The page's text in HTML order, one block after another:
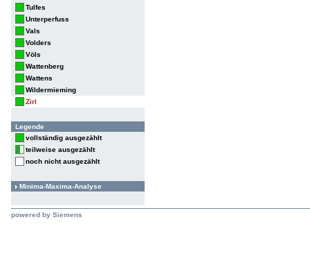
Tulfes
Unterperfuss
Vals
Volders
Völs
Wattenberg
Wattens
Wildermieming
Zirl
Legende
vollständig ausgezählt
teilweise ausgezählt
noch nicht ausgezählt
Minima-Maxima-Analyse
powered by Siemens